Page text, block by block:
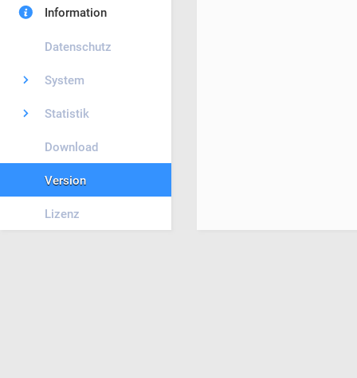
Information
Datenschutz
System
Statistik
Download
Version
Lizenz